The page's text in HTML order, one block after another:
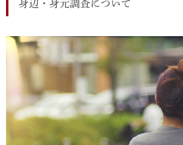
身辺・身元調査について